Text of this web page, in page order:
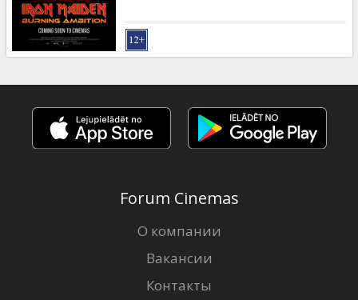
B2B
Клуб
Forum Cinemas
О компании
Вакансии
Контакты